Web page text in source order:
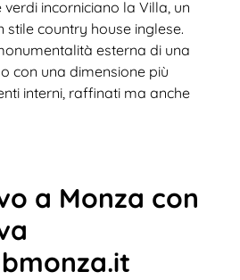
incorniciano la Villa, un
stile country house inglese.
esterna di una
con una dimensione più
interni, raffinati ma anche
a Monza con